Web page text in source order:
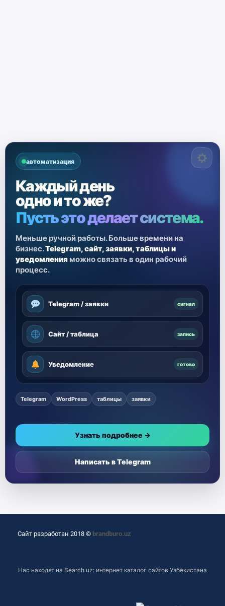
автоматизация
Каждый день
одно и то же?
Пусть это делает система.
Меньше ручной работы. Больше времени на
бизнес.Telegram, сайт, заявки, таблицы и
уведомления можно связать в один рабочий
процесс.
Telegram / заявки сигнал
Сайт / таблица запись
Уведомление готово
Telegram WordPress таблицы заявки
Узнать подробнее →
Написать в Telegram
Сайт разработан 2018 © brandburo.uz
Нас находят на Search.uz: интернет каталог сайтов Узбекистана